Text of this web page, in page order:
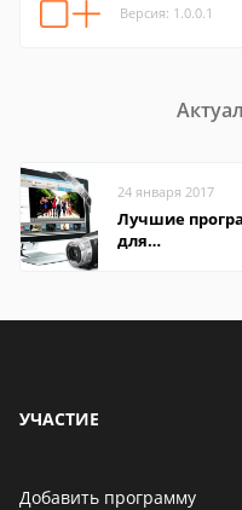
Версия: 1.0.0.1
24 января 2017
Лучшие
для
УЧАСТИЕ
Добавить программу